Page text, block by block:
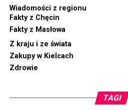
Wiadomości z regionu
Fakty z Chęcin
Fakty z Masłowa
Z kraju i ze świata
Zakupy w Kielcach
Zdrowie
TAGI